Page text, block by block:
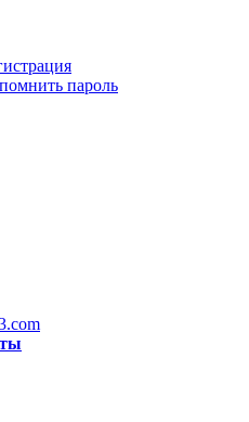
пароль